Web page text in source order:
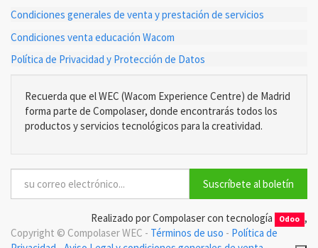
Condiciones generales de venta y prestación de servicios
Condiciones venta educación Wacom
Política de Privacidad y Protección de Datos
Recuerda que el WEC (Wacom Experience Centre) de Madrid
forma parte de Compolaser, donde encontrarás todos los
productos y servicios tecnológicos para la creatividad.
Suscríbete al boletín
Realizado por Compolaser con tecnología Odoo ,
Copyright © Compolaser WEC - Términos de uso - Política de